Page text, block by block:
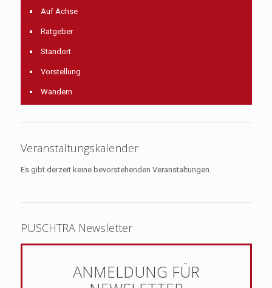
Auf Achse
Ratgeber
Standort
Vorstellung
Wandern
Veranstaltungskalender
Es gibt derzeit keine bevorstehenden Veranstaltungen.
PUSCHTRA Newsletter